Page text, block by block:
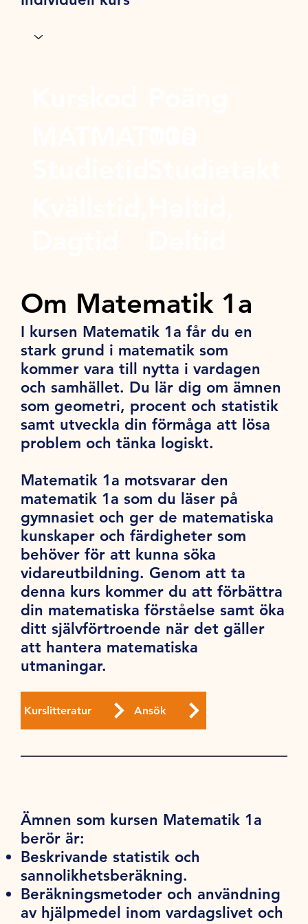
Om Matematik 1a
I kursen Matematik 1a får du en
stark grund i matematik som
kommer vara till nytta i vardagen
och samhället. Du lär dig om ämnen
som geometri, procent och statistik
samt utveckla din förmåga att lösa
problem och tänka logiskt.
Matematik 1a motsvarar den
matematik 1a som du läser på
gymnasiet och ger de matematiska
kunskaper och färdigheter som
behöver för att kunna söka
vidareutbildning. Genom att ta
denna kurs kommer du att förbättra
din matematiska förståelse samt öka
ditt självförtroende när det gäller
att hantera matematiska
utmaningar.
Kurslitteratur Ansök
Ämnen som kursen Matematik 1a
berör är:
Beskrivande statistik och
sannolikhetsberäkning.
Beräkningsmetoder och användning
av hjälpmedel inom vardagslivet och